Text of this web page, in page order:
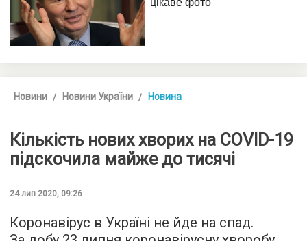
Новини Новини України Новина
Кількість нових хворих на COVID-19
підскочила майже до тисячі
24 лип 2020, 09:26
Коронавірус в Україні не йде на спад.